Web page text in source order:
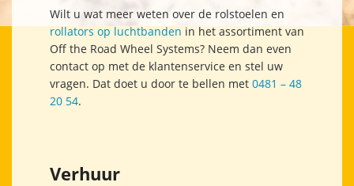
Wilt u wat meer weten over de rolstoelen en
rollators op luchtbanden in het assortiment van
Off the Road Wheel Systems? Neem dan even
contact op met de klantenservice en stel uw
vragen. Dat doet u door te bellen met 0481 – 48
20 54.
Verhuur